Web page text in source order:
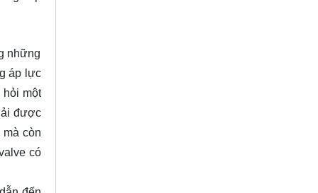
những
áp lực
hỏi một
được
mà còn
có